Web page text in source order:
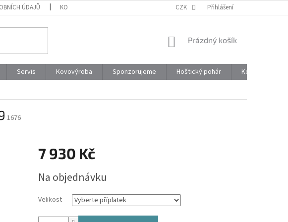
ÚDAJŮ KONTAKTY CZK Přihlášení
NÁKUPNÍ
Prázdný košík
Servis Kovovýroba Sponzorujeme Hoštický pohár
Kontakty
1676
7 930 Kč
cena:
Na objednávku
Velikost